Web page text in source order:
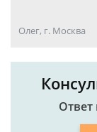
Олег, г. Москва
Ответ